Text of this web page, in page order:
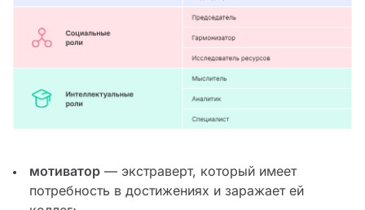
мотиватор — экстраверт, который имеет
потребность в достижениях и заражает ей